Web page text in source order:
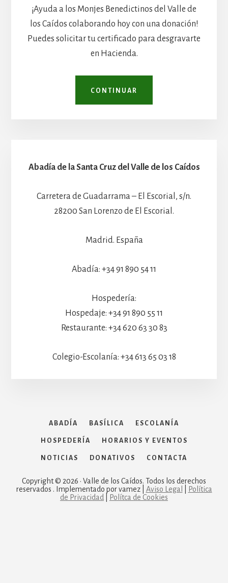
¡Ayuda a los Monjes Benedictinos del Valle de
los Caídos colaborando hoy con una donación!
Puedes solicitar tu certificado para desgravarte
en Hacienda.
CONTINUAR
Abadía de la Santa Cruz del Valle de los Caídos
Carretera de Guadarrama – El Escorial, s/n.
28200 San Lorenzo de El Escorial.
Madrid. España
Abadía: +34 91 890 54 11
Hospedería:
Hospedaje: +34 91 890 55 11
Restaurante: +34 620 63 30 83
Colegio-Escolanía: +34 613 65 03 18
ABADÍA BASÍLICA ESCOLANÍA
HOSPEDERÍA HORARIOS Y EVENTOS
NOTICIAS DONATIVOS CONTACTA
Copyright © 2026 · Valle de los Caídos. Todos los derechos
reservados . Implementado por vamez | Aviso Legal
Política
de Privacidad
Polítca de Cookies